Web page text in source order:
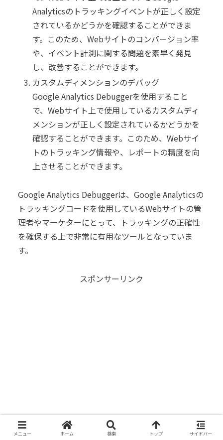
Analyticsのトラッキングイベントが正しく設定
されているかどうかを確認することができま
す。このため、Webサイトのコンバージョン率
や、イベント計測に関する問題を素早く発見
し、改善することができます。
カスタムディメンションのデバッグ
Google Analytics Debuggerを使用すること
で、Webサイト上で使用しているカスタムディ
メンションが正しく設定されているかどうかを
確認することができます。このため、Webサイ
トのトラッキング情報や、レポートの精度を向
上させることができます。
Google Analytics Debuggerは、Google Analyticsの
トラッキングコードを使用しているWebサイトの管
理者やマーケターにとって、トラッキングの正確性
を確保する上で非常に有用なツールとなっていま
す。
スポンサーリンク
メニュー ホーム 検索 トップ サイドバー